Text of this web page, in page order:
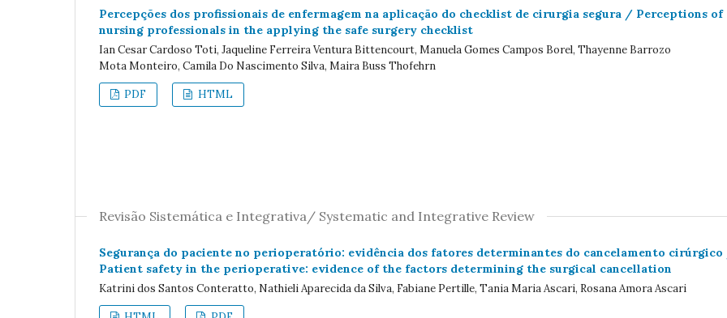
Percepções dos profissionais de enfermagem na aplicação do checklist de cirurgia segura / Perceptions of
nursing professionals in the applying the safe surgery checklist
Ian Cesar Cardoso Toti, Jaqueline Ferreira Ventura Bittencourt, Manuela Gomes Campos Borel, Thayenne Barrozo
Mota Monteiro, Camila Do Nascimento Silva, Maira Buss Thofehrn
PDF HTML
Revisão Sistemática e Integrativa/ Systematic and Integrative Review
Segurança do paciente no perioperatório: evidência dos fatores determinantes do cancelamento
Patient safety in the perioperative: evidence of the factors determining the surgical cancellation
Katrini dos Santos Conteratto, Nathieli Aparecida da Silva, Fabiane Pertille, Tania Maria Ascari, Rosana Amora Ascari